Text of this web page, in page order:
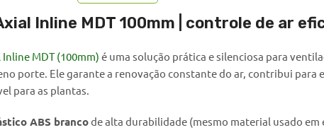
Inline MDT 100mm | controle de ar
MDT (100mm) é uma solução prática e silenciosa para
porte. Ele garante a renovação constante do ar, contribui para
para as plantas.
ABS brancode alta durabilidade (mesmo material usado